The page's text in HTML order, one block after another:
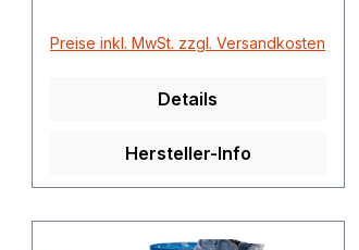
Preise inkl. MwSt. zzgl. Versandkosten
Details
Hersteller-Info